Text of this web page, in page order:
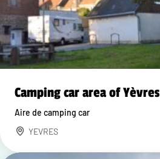
Camping car area of Yèvres
Aire de camping car
YEVRES